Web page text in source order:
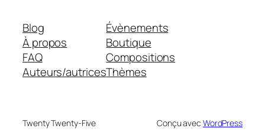
Blog
À propos
FAQ
Auteurs/autrices
Évènements
Boutique
Compositions
Thèmes
Twenty Twenty-Five Conçu avec WordPress